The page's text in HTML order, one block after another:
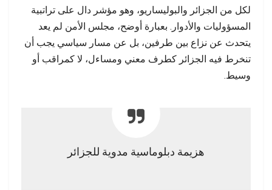
لكل من الجزائر والبوليساريو، وهو مؤشر دال على تراتبية
المسؤوليات والأدوار. بعبارة أوضح، مجلس الأمن لم يعد
يتحدث عن نزاع بين طرفين، بل عن مسار سياسي يجب أن
تنخرط فيه الجزائر كطرف معني ومساءل، لا كمراقب أو
وسيط.
هزيمة دبلوماسية مدوية للجزائر